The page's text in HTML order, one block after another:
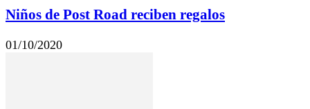
Niños de Post Road reciben regalos
01/10/2020